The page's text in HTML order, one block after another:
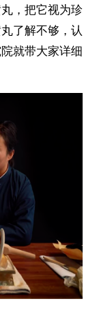
，把它视为珍
了解不够，认
就带大家详细